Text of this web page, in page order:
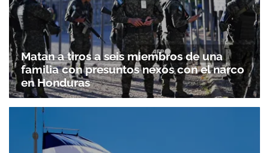
Matan a tiros a seis miembros de una
familia con presuntos nexos con el narco
en Honduras